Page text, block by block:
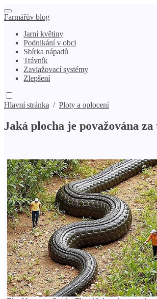
Farmářův blog
Jarní květiny
Podnikání v obci
Sbírka nápadů
Trávník
Zavlažovací systémy
Zlepšení
Hlavní stránka / Ploty a oplocení
Jaká plocha je považována